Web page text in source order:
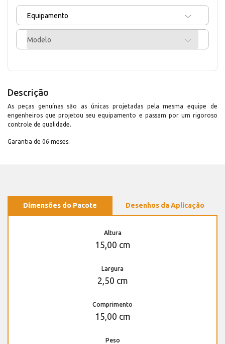
Equipamento
Modelo
Descrição
As peças genuínas são as únicas projetadas pela mesma equipe de
engenheiros que projetou seu equipamento e passam por um rigoroso
controle de qualidade.
Garantia de 06 meses.
Dimensões do Pacote Desenhos da Aplicação
Altura
15,00 cm
Largura
2,50 cm
Comprimento
15,00 cm
Peso